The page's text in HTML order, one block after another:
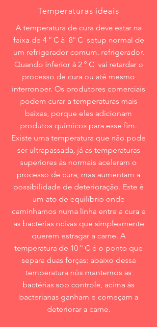
Temperaturas ideais
A temperatura de cura deve estar na
faixa de 4 ° C à 8° C setup normal de
um refrigerador comum. refrigerador.
Quando inferior à 2 ° C vai retardar o
processo de cura ou até mesmo
interronper. Os produtores comerciais
podem curar a temperaturas mais
baixas, porque eles adicionam
produtos químicos para esse fim.
Existe uma temperatura que não pode
ser ultrapassada, já as temperaturas
superiores às normais aceleram o
processo de cura, mas aumentam a
possibilidade de deterioração. Este é
um ato de equilíbrio onde
caminhamos numa linha entre a cura e
as bactérias ncivas que simplesmente
querem estragar a carne. A
temperatura de 10 ° C é o ponto que
separa duas forças: abaixo dessa
temperatura nós mantemos as
bactérias sob controle, acima às
bacterianas ganham e começam a
deteriorar a carne.